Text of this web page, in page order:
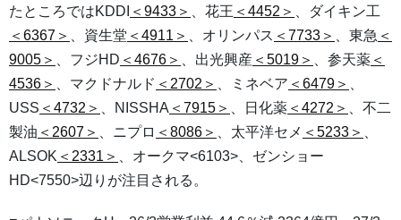
たところではKDDI ＜9433＞ 、花王 ＜4452＞
、ダイキン工
＜6367＞
、資生堂 ＜4911＞ 、オリンパス ＜7733＞ 、東急 ＜
9005＞
、フジHD ＜4676＞ 、出光興産 ＜5019＞ 、参天薬 ＜
4536＞
、マクドナルド ＜2702＞ 、ミネベア ＜6479＞
USS ＜4732＞ 、NISSHA ＜7915＞ 、日化薬 ＜4272＞
、不二
製油 ＜2607＞ 、ニプロ ＜8086＞ 、太平洋セメ ＜5233＞
ALSOK ＜2331＞
、オークマ<6103>、ゼンショー
HD<7550>辺りが注目される。